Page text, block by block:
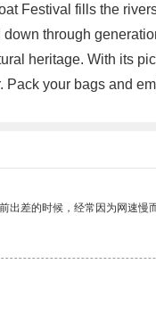
Festival fills the
through
heritage. With its
your bags and
差的时候，经常因为网速慢